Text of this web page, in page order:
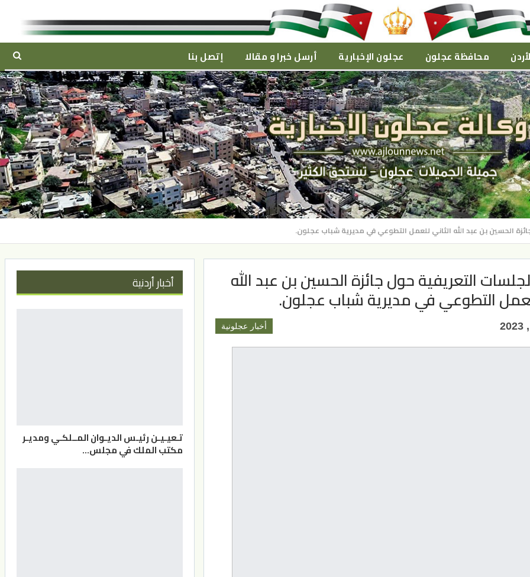
محافظة عجلون عجلون الإخبارية أرسل خبرا و مقالا إتصل بنا
الحسين بن عبد الله الثاني للعمل التطوعي في مديرية شباب عجلون.
التعريفية حول جائزة الحسين بن عبد الله
التطوعي في مديرية شباب عجلون.
أخبار عجلونية
أخبار أردنية
تـعيـيـن رئيـس الديـوان المــلكـي ومديـر
مكتب الملك في مجلس…